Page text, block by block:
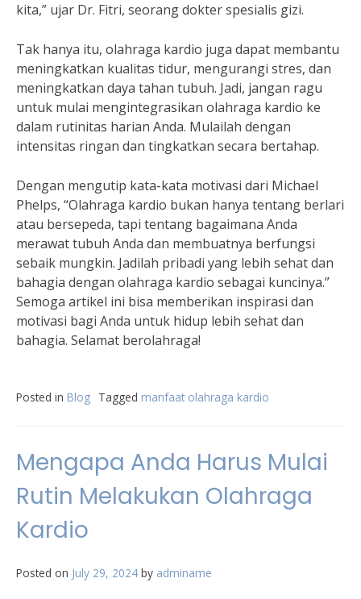
kita,” ujar Dr. Fitri, seorang dokter spesialis gizi.
Tak hanya itu, olahraga kardio juga dapat membantu
meningkatkan kualitas tidur, mengurangi stres, dan
meningkatkan daya tahan tubuh. Jadi, jangan ragu
untuk mulai mengintegrasikan olahraga kardio ke
dalam rutinitas harian Anda. Mulailah dengan
intensitas ringan dan tingkatkan secara bertahap.
Dengan mengutip kata-kata motivasi dari Michael
Phelps, “Olahraga kardio bukan hanya tentang berlari
atau bersepeda, tapi tentang bagaimana Anda
merawat tubuh Anda dan membuatnya berfungsi
sebaik mungkin. Jadilah pribadi yang lebih sehat dan
bahagia dengan olahraga kardio sebagai kuncinya.”
Semoga artikel ini bisa memberikan inspirasi dan
motivasi bagi Anda untuk hidup lebih sehat dan
bahagia. Selamat berolahraga!
Posted in Blog Tagged manfaat olahraga kardio
Mengapa Anda Harus Mulai
Rutin Melakukan Olahraga
Kardio
Posted on July 29, 2024 by adminame